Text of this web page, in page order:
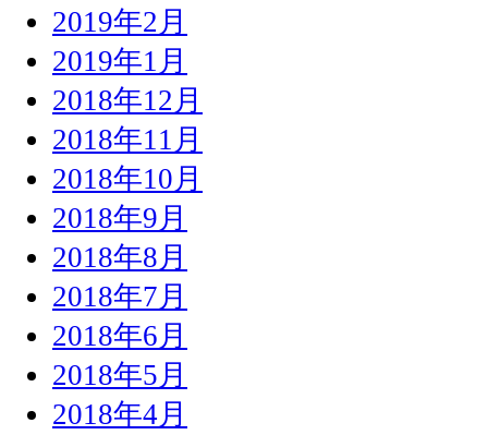
2019年2月
2019年1月
2018年12月
2018年11月
2018年10月
2018年9月
2018年8月
2018年7月
2018年6月
2018年5月
2018年4月